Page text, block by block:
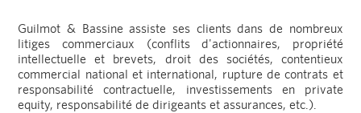
Guilmot & Bassine assiste ses clients dans de nombreux
litiges commerciaux (conflits d'actionnaires, propriété
intellectuelle et brevets, droit des sociétés, contentieux
commercial national et international, rupture de contrats et
responsabilité contractuelle, investissements en private
equity, responsabilité de dirigeants et assurances, etc.).